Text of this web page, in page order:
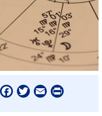
Facebook
Twitter
EmailPrint